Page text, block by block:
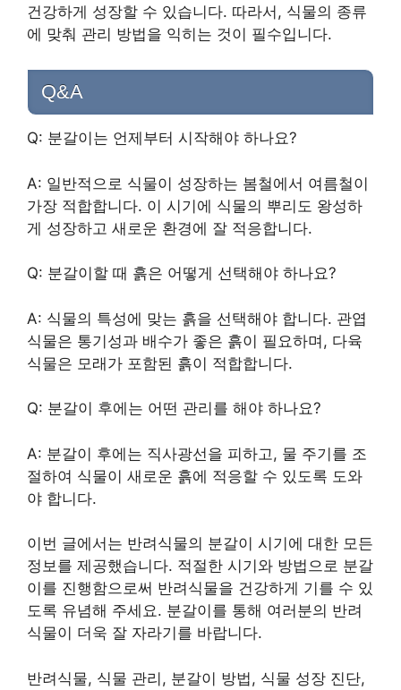
건강하게 성장할 수 있습니다. 따라서, 식물의 종류
에 맞춰 관리 방법을 익히는 것이 필수입니다.
Q&A
Q: 분갈이는 언제부터 시작해야 하나요?
A: 일반적으로 식물이 성장하는 봄철에서 여름철이
가장 적합합니다. 이 시기에 식물의 뿌리도 왕성하
게 성장하고 새로운 환경에 잘 적응합니다.
Q: 분갈이할 때 흙은 어떻게 선택해야 하나요?
A: 식물의 특성에 맞는 흙을 선택해야 합니다. 관엽
식물은 통기성과 배수가 좋은 흙이 필요하며, 다육
식물은 모래가 포함된 흙이 적합합니다.
Q: 분갈이 후에는 어떤 관리를 해야 하나요?
A: 분갈이 후에는 직사광선을 피하고, 물 주기를 조
절하여 식물이 새로운 흙에 적응할 수 있도록 도와
야 합니다.
이번 글에서는 반려식물의 분갈이 시기에 대한 모든
정보를 제공했습니다. 적절한 시기와 방법으로 분갈
이를 진행함으로써 반려식물을 건강하게 기를 수 있
도록 유념해 주세요. 분갈이를 통해 여러분의 반려
식물이 더욱 잘 자라기를 바랍니다.
반려식물, 식물 관리, 분갈이 방법, 식물 성장 진단,